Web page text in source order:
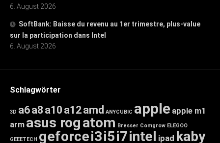
6. August 2026
SoftBank: Baisse du revenu au 1er trimestre, plus-value
sur la participation dans Intel
6. August 2026
Schlagwörter
3D a6a8 a10 a12amd ANYCUBIC apple apple m1
arm asus rogatom Bresser Comgrow ELEGOO
GEEETECH geforcei3i5i7intel ipad kaby